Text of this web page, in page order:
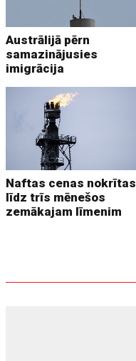
Austrālijā pērn
samazinājusies
imigrācija
Naftas cenas nokrītas
līdz trīs mēnešos
zemākajam līmenim